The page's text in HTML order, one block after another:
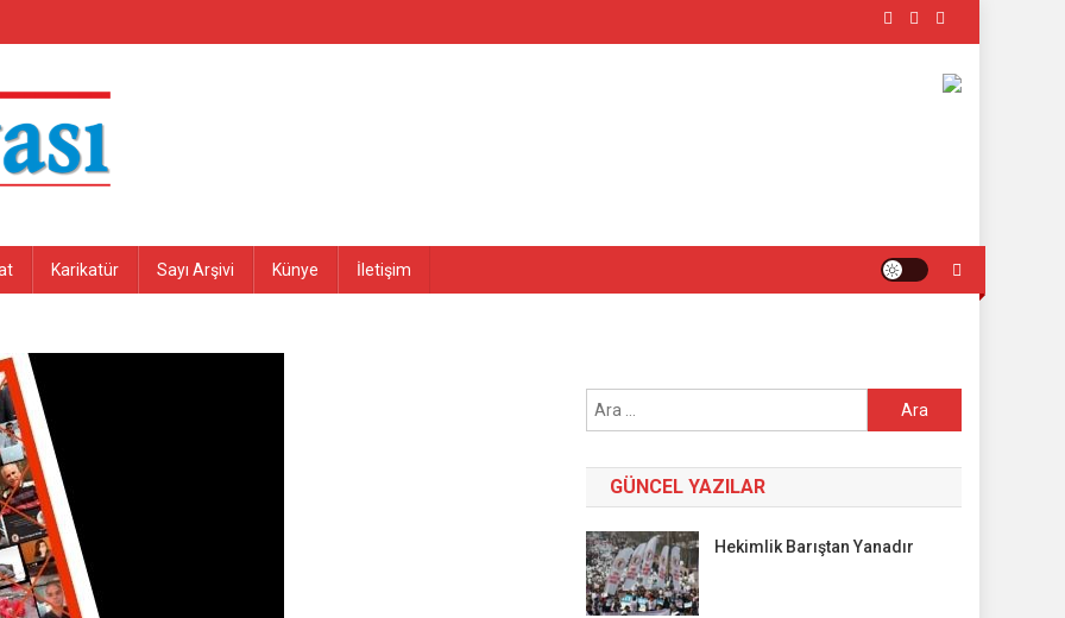
Karikatür Sayı Arşivi Künye İletişim
Arama:
GÜNCEL YAZILAR
Hekimlik Barıştan Yanadır